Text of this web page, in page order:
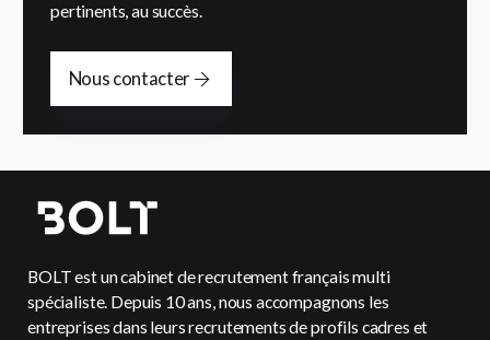
pertinents, au succès.
Nous contacter
BOLT est un cabinet de recrutement français multi
spécialiste. Depuis 10 ans, nous accompagnons les
entreprises dans leurs recrutements de profils cadres et